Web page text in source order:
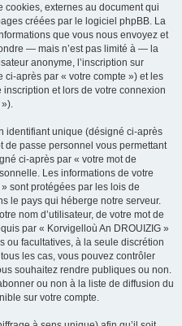
externes au document qui
créées par le logiciel phpBB. La
que vous nous envoyez et
— mais n’est pas limité à — la
anonyme, l’inscription sur
ci-après par « votre compte ») et les
et lors de votre connexion
identifiant unique (désigné ci-après
de passe personnel vous permettant
ci-après par « votre mot de
Les informations de votre
sont protégées par les lois de
le pays qui héberge notre serveur.
nom d’utilisateur, de votre mot de
par « Korvigelloù An DROUIZIG »
ou facultatives, à la seule discrétion
les cas, vous pouvez contrôler
souhaitez rendre publiques ou non.
ou non à la liste de diffusion du
sur votre compte.